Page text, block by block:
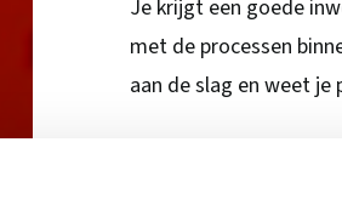
Je krijgt een goede
met de processen
aan de slag en weet
Hoe ziet een
Je begint jouw